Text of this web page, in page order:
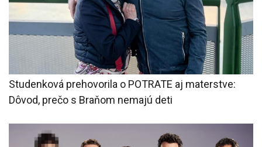
Studenková prehovorila o POTRATE aj materstve:
Dôvod, prečo s Braňom nemajú deti